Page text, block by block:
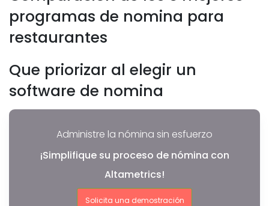
programas de nomina para
restaurantes
Que priorizar al elegir un
software de nomina
Administre la nómina sin esfuerzo
¡Simplifique su proceso de nómina con
Altametrics!
Solicita una demostración